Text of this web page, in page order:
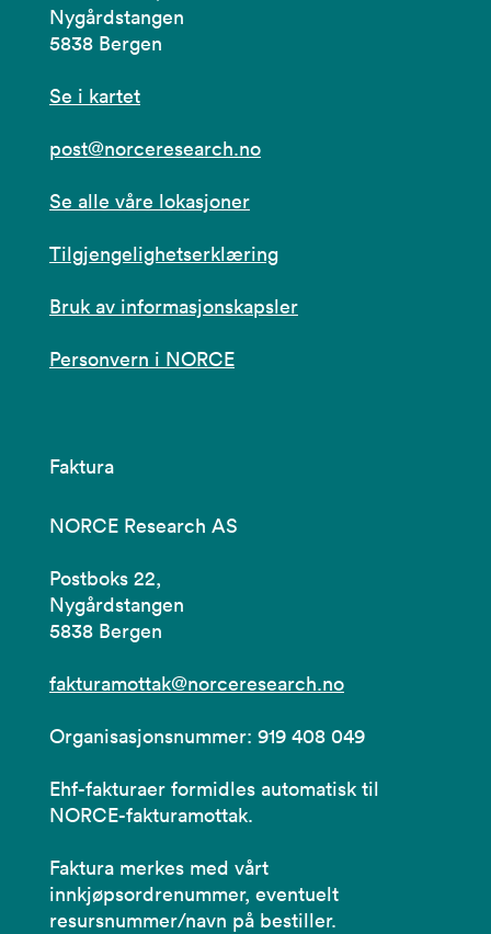
Nygårdstangen
5838 Bergen
Se i kartet
post@norceresearch.no
Se alle våre lokasjoner
Tilgjengelighetserklæring
Bruk av informasjonskapsler
Personvern i NORCE
Faktura
NORCE Research AS
Postboks 22,
Nygårdstangen
5838 Bergen
fakturamottak@norceresearch.no
Organisasjonsnummer: 919 408 049
Ehf-fakturaer formidles automatisk til
NORCE-fakturamottak.
Faktura merkes med vårt
innkjøpsordrenummer, eventuelt
resursnummer/navn på bestiller.